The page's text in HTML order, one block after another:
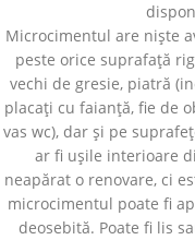
Microcimentul are niște
peste orice suprafață
vechi de gresie, piatră
placați cu faianță, fie de
vas wc), dar și pe
ar fi ușile interioare
neapărat o renovare, ci
microcimentul poate fi
deosebită. Poate fi lis